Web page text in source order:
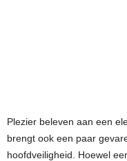
Plezier beleven aan een
brengt ook een paar
hoofdveiligheid. Hoewel